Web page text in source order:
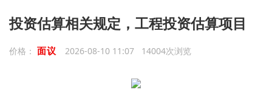
投资估算相关规定，工程投资估算项目
价格： 面议 2026-08-10 11:07 14004次浏览